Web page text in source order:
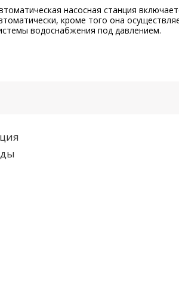
насосная станция
кроме того она
водоснабжения под давлением.